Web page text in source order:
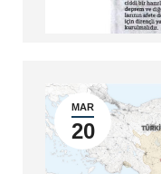
MAR
20